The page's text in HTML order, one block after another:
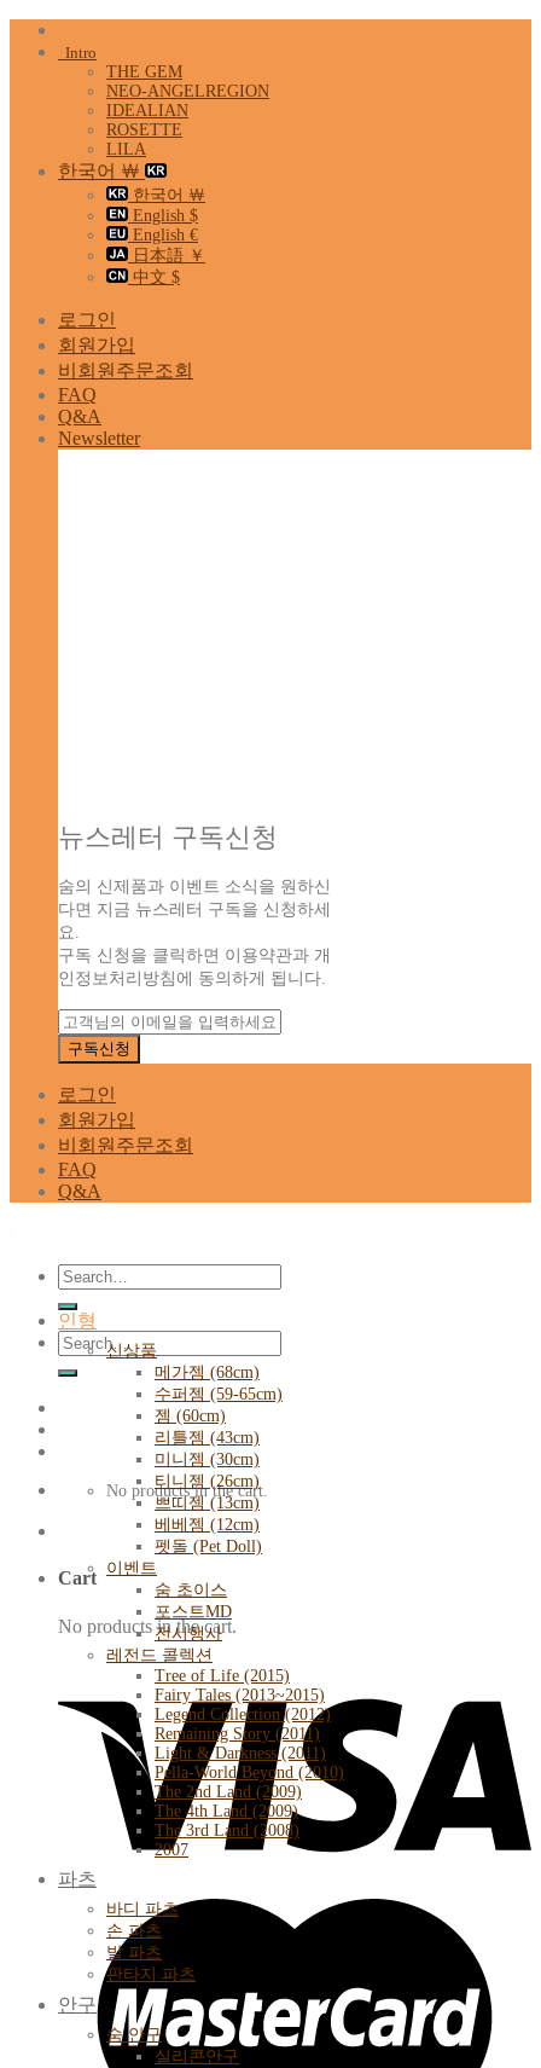
Skip
Intro
THE GEM
NEO-ANGELREGION
IDEALIAN
ROSETTE
LILA
한국어 ￦
한국어 ￦
English $
English €
日本語 ￥
中文 $
로그인
회원가입
비회원주문조회
FAQ
Q&A
Newsletter
뉴스레터 구독신청
숨의 신제품과 이벤트 소식을 원하신
다면 지금 뉴스레터 구독을 신청하세
요.
구독 신청을 클릭하면 이용약관과 개
인정보처리방침에 동의하게 됩니다.
로그인
회원가입
비회원주문조회
FAQ
Q&A
Search
for:
Search
for:
No products in the cart.
Cart
No products in the cart.
인형
신상품
메가젬 (68cm)
수퍼젬 (59-65cm)
젬 (60cm)
리틀젬 (43cm)
미니젬 (30cm)
티니젬 (26cm)
쁘띠젬 (13cm)
베베젬 (12cm)
펫돌 (Pet Doll)
이벤트
숨 초이스
포스트MD
전시행사
레전드 콜렉션
Tree of Life (2015)
Fairy Tales (2013~2015)
Legend Collection (2012)
Remaining Story (2011)
Light & Darkness (2011)
Pella-World Beyond (2010)
The 2nd Land (2009)
The 4th Land (2009)
The 3rd Land (2008)
2007
파츠
바디 파츠
손 파츠
발 파츠
판타지 파츠
안구
숨 안구
실리콘안구